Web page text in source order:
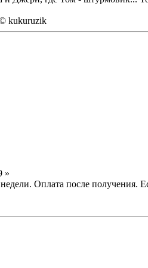
kukuruzik
»
Оплата после получения.